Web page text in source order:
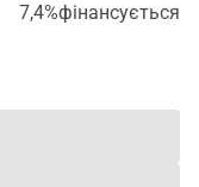
7,4%фінансується